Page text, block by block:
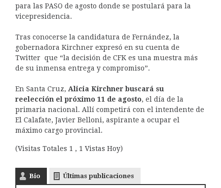
para las PASO de agosto donde se postulará para la
vicepresidencia.
Tras conocerse la candidatura de Fernández, la
gobernadora Kirchner expresó en su cuenta de
Twitter que “la decisión de CFK es una muestra más
de su inmensa entrega y compromiso”.
En Santa Cruz, Alicia Kirchner buscará su
reelección el próximo 11 de agosto, el día de la
primaria nacional. Allí competirá con el intendente de
El Calafate, Javier Belloni, aspirante a ocupar el
máximo cargo provincial.
(Visitas Totales 1 , 1 Vistas Hoy)
Bio Últimas publicaciones